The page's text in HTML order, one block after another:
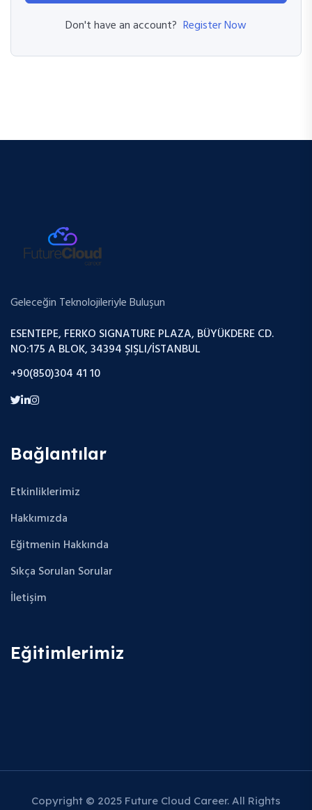
Don't have an account? Register Now
Geleceğin Teknolojileriyle Buluşun
ESENTEPE, FERKO SIGNATURE PLAZA, BÜYÜKDERE CD.
NO:175 A BLOK, 34394 ŞIŞLI/İSTANBUL
+90(850)304 41 10
Bağlantılar
Etkinliklerimiz
Hakkımızda
Eğitmenin Hakkında
Sıkça Sorulan Sorular
İletişim
Eğitimlerimiz
Copyright © 2025 Future Cloud Career. All Rights